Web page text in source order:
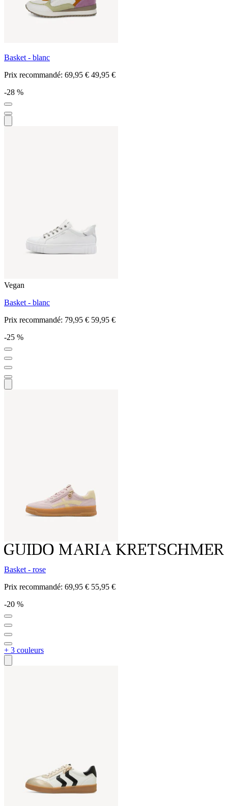
Basket - blanc
Prix recommandé: 69,95 € 49,95 €
-28 %
Vegan
Basket - blanc
Prix recommandé: 79,95 € 59,95 €
-25 %
Basket - rose
Prix recommandé: 69,95 € 55,95 €
-20 %
+ 3 couleurs